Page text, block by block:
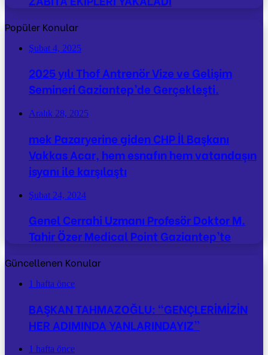
Popüler Konular
Şubat 4, 2025
2025 yılı Thof Antrenör Vize ve Gelişim
Semineri Gaziantep’de Gerçekleşti.
Aralık 28, 2025
mek Pazaryerine giden CHP İl Başkanı
Vakkas Acar, hem esnafın hem vatandaşın
isyanı ile karşılaştı
Şubat 24, 2024
Genel Cerrahi Uzmanı Profesör Doktor M.
Tahir Özer Medical Point Gaziantep’te
Güncellenen Konular
1 hafta önce
BAŞKAN TAHMAZOĞLU: “GENÇLERİMİZİN
HER ADIMINDA YANLARINDAYIZ”
1 hafta önce